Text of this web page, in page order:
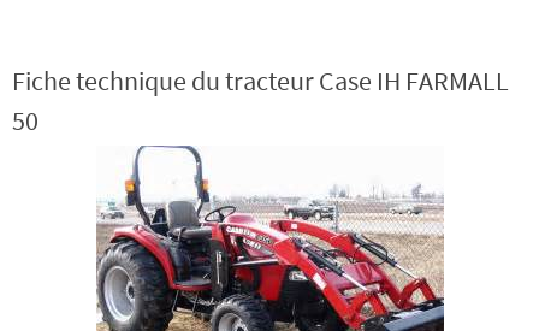
Fiche technique du tracteur Case IH FARMALL
50